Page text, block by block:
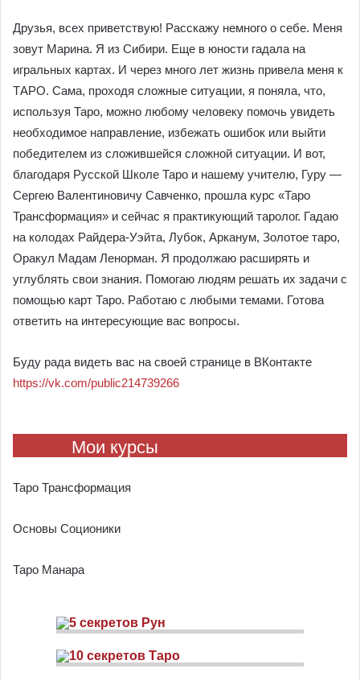
Друзья, всех приветствую! Расскажу немного о себе. Меня
зовут Марина. Я из Сибири. Еще в юности гадала на
игральных картах. И через много лет жизнь привела меня к
ТАРО. Сама, проходя сложные ситуации, я поняла, что,
используя Таро, можно любому человеку помочь увидеть
необходимое направление, избежать ошибок или выйти
победителем из сложившейся сложной ситуации. И вот,
благодаря Русской Школе Таро и нашему учителю, Гуру —
Сергею Валентиновичу Савченко, прошла курс «Таро
Трансформация» и сейчас я практикующий таролог. Гадаю
на колодах Райдера-Уэйта, Лубок, Арканум, Золотое таро,
Оракул Мадам Ленорман. Я продолжаю расширять и
углублять свои знания. Помогаю людям решать их задачи с
помощью карт Таро. Работаю с любыми темами. Готова
ответить на интересующие вас вопросы.
Буду рада видеть вас на своей странице в ВКонтакте
https://vk.com/public214739266
Мои курсы
Таро Трансформация
Основы Соционики
Таро Манара